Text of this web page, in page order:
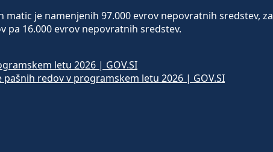
matic je namenjenih 97.000 evrov nepovratnih sredstev, za
pa 16.000 evrov nepovratnih sredstev.
letu 2026 | GOV.SI
redov v programskem letu 2026 | GOV.SI